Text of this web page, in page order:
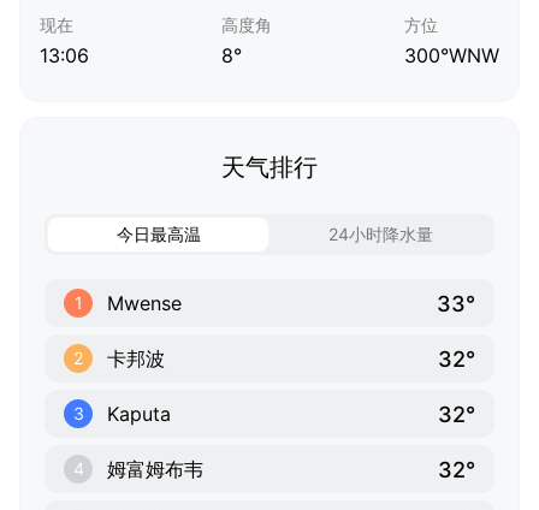
现在
13:06
高度角
8°
方位
300°WNW
天气排行
今日最高温 24小时降水量
1 Mwense 33°
2 卡邦波 32°
3 Kaputa 32°
4 姆富姆布韦 32°